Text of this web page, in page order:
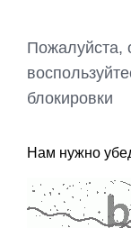
Пожалуйста,
блокировки
Нам нужно